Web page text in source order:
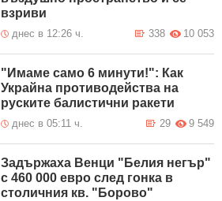
взриви
днес в 12:26 ч. 10 053
338
"Имаме само 6 минути!": Как
Украйна противодейства на
руските балистични ракети
днес в 05:11 ч. 9 549
29
Задържаха Венци "Белия негър"
с 460 000 евро след гонка в
столичния кв. "Борово"